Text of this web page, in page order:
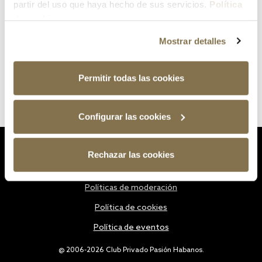
partir del uso que haya hecho de sus servicios. Política
Mostrar detalles
Permitir todas las cookies
Configurar las cookies
Rechazar las cookies
@ 2006-2026 Club Privado Pasión Habanos.
Políticas de moderación
Política de cookies
Política de eventos